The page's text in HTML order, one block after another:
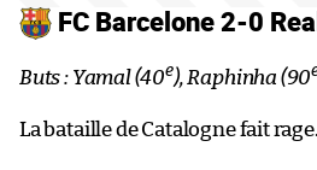
FC Barcelone 2-0
Buts : Yamal (40e), Raphinha (90
La bataille de Catalogne fait rage.